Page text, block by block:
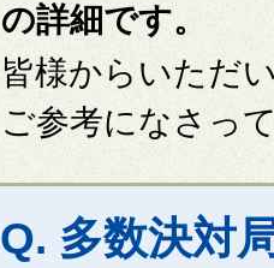
の詳細です。
皆様からいただ
ご参考になさっ
Q. 多数決対